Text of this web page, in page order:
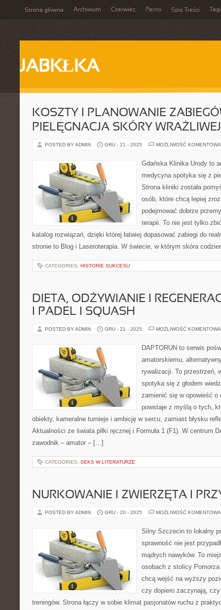
Strona główna Archiwum Czerwiec Parno Spis Treści Tagi
JABKŁKA
KOSZTY I PLANOWANIE
PIELĘGNACJA SKÓRY WRAŻLIWEJ
POSTED BY ADMIN GRU - 21 - 2025 MOŻLIWOŚĆ
Gdańska Klinika Urody to
medycyna spotyka się z
Strona kliniki została
osób, które chcą lepiej
podejmować dobrze
terapii. To nie jest tylko
katalog rozwiązań, dzięki której łatwiej dopasować zabiegi do
stronie to Blog i Laseroterapia. W świecie, w którym skóra
CATEGORIES: HISTORIE SUKCESU
DIETA, ODŻYWIANIE I
I PADEL I SQUASH
POSTED BY ADMIN GRU - 21 - 2025 MOŻLIWOŚĆ
DAPTORUN to serwis
amatorskiemu,
rywalizacji. To przestrzeń,
spotyka się z głodem
zamienić się w opowieść o
powstaje z myślą o tych,
obiekty, kameralne turnieje i ambicję w sercu, zamiast błysku
Aktualności ze świata piłki ręcznej i Formuła 1 (F1). W centrum
zawodnik – amator – […]
CATEGORIES: SEKS W LITERATURZE
NURKOWANIE I ZWIERZĘTA I
POSTED BY ADMIN GRU - 20 - 2025 MOŻLIWOŚĆ
Silny Szczecin to lokalny
sprawność nie jest
mądrych nawyków. To
osobach z stolicy
chcą wejść na wyższy
czy dopiero zaczynają,
treningów. Strona łączy w sobie klimat pasjonatów ruchu z